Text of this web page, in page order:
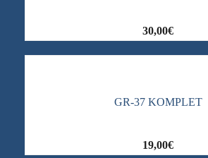
30,00€
GR-37 KOMPLET
19,00€